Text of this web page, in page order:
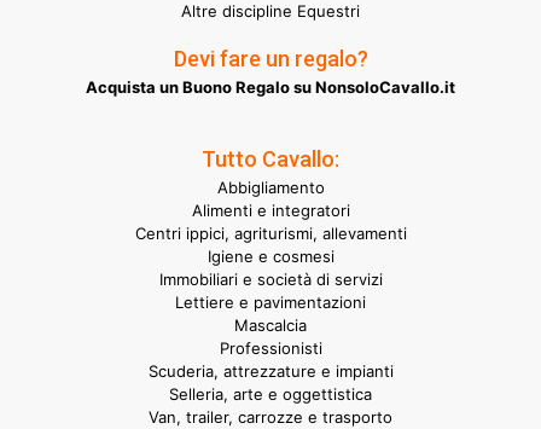
Altre discipline Equestri
Devi fare un regalo?
Acquista un Buono Regalo su NonsoloCavallo.it
Tutto Cavallo:
Abbigliamento
Alimenti e integratori
Centri ippici, agriturismi, allevamenti
Igiene e cosmesi
Immobiliari e società di servizi
Lettiere e pavimentazioni
Mascalcia
Professionisti
Scuderia, attrezzature e impianti
Selleria, arte e oggettistica
Van, trailer, carrozze e trasporto